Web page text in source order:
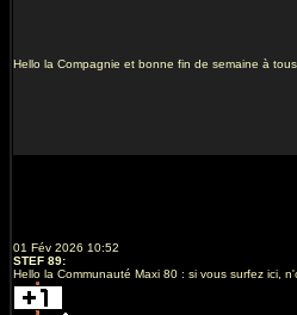
Hello la Compagnie et bonne fin de semaine à tous
01 Fév 2026 10:52
STEF 89:
Hello la Communauté Maxi 80 : si vous surfez ici,